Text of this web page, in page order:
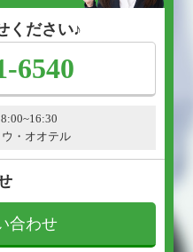
ください♪
6540
・オオテル
合わせ